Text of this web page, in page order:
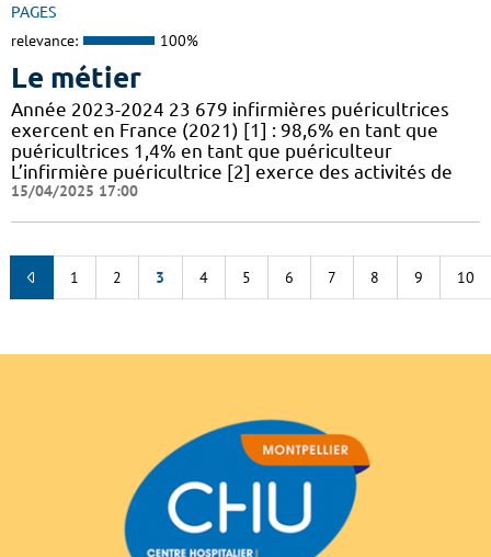
PAGES
relevance: 100%
Le métier
Année 2023-2024 23 679 infirmières puéricultrices
exercent en France (2021) [1] : 98,6% en tant que
puéricultrices 1,4% en tant que puériculteur
L’infirmière puéricultrice [2] exerce des activités de
15/04/2025 17:00
1 2 3 4 5 6 7 8 9 10